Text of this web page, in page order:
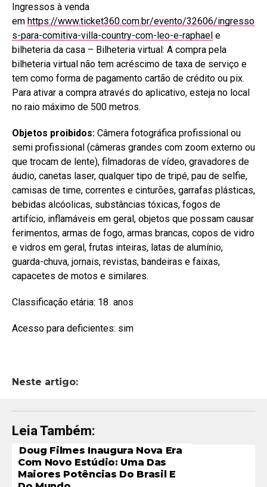
Ingressos à venda
em https://www.ticket360.com.br/evento/32606/ingresso
s-para-comitiva-villa-country-com-leo-e-raphael e
bilheteria da casa – Bilheteria virtual: A compra pela
bilheteria virtual não tem acréscimo de taxa de serviço e
tem como forma de pagamento cartão de crédito ou pix.
Para ativar a compra através do aplicativo, esteja no local
no raio máximo de 500 metros.
Objetos proibidos: Câmera fotográfica profissional ou
semi profissional (câmeras grandes com zoom externo ou
que trocam de lente), filmadoras de vídeo, gravadores de
áudio, canetas laser, qualquer tipo de tripé, pau de selfie,
camisas de time, correntes e cinturões, garrafas plásticas,
bebidas alcóolicas, substâncias tóxicas, fogos de
artifício, inflamáveis em geral, objetos que possam causar
ferimentos, armas de fogo, armas brancas, copos de vidro
e vidros em geral, frutas inteiras, latas de alumínio,
guarda-chuva, jornais, revistas, bandeiras e faixas,
capacetes de motos e similares.
Classificação etária: 18 anos
Acesso para deficientes: sim
Neste artigo:
Leia Também:
Doug Filmes Inaugura Nova Era
Com Novo Estúdio: Uma Das
Maiores Potências Do Brasil E